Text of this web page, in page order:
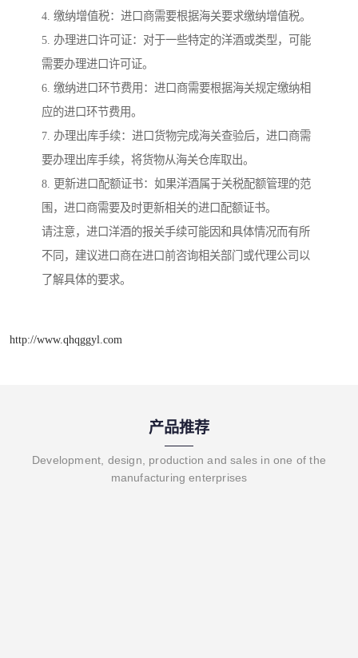
4. 缴纳增值税：进口商需要根据海关要求缴纳增值税。
5. 办理进口许可证：对于一些特定的洋酒或类型，可能
需要办理进口许可证。
6. 缴纳进口环节费用：进口商需要根据海关规定缴纳相
应的进口环节费用。
7. 办理出库手续：进口货物完成海关查验后，进口商需
要办理出库手续，将货物从海关仓库取出。
8. 更新进口配额证书：如果洋酒属于关税配额管理的范
围，进口商需要及时更新相关的进口配额证书。
请注意，进口洋酒的报关手续可能因和具体情况而有所
不同，建议进口商在进口前咨询相关部门或代理公司以
了解具体的要求。
http://www.qhqggyl.com
产品推荐
Development, design, production and sales in one of the
manufacturing enterprises